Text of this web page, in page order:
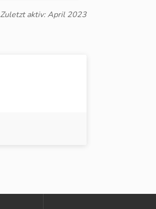
Zuletzt aktiv: April 2023